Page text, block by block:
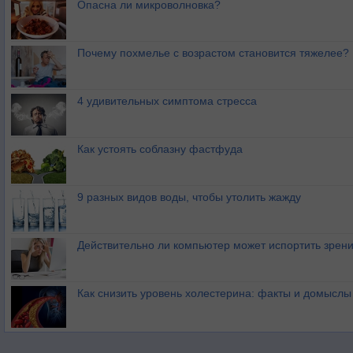
Опасна ли микроволновка?
Почему похмелье с возрастом становится тяжелее?
4 удивительных симптома стресса
Как устоять соблазну фастфуда
9 разных видов воды, чтобы утолить жажду
Действительно ли компьютер может испортить
Как снизить уровень холестерина: факты и домыслы